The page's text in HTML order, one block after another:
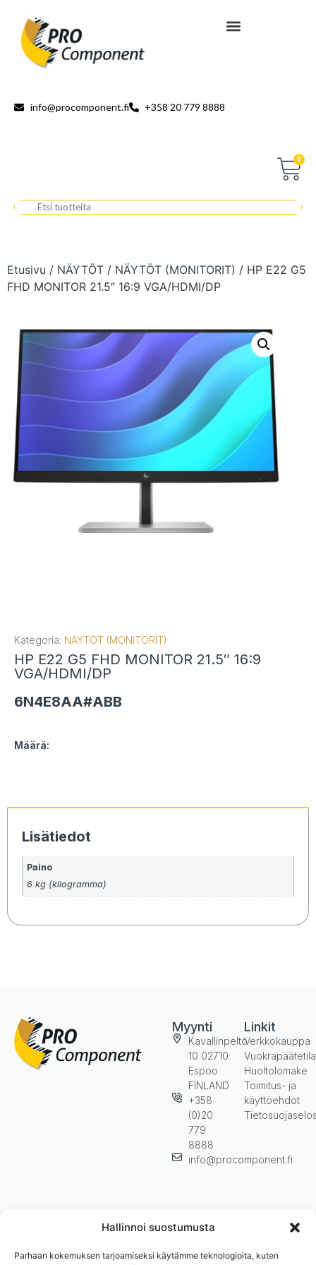
Hallinnoi suostumusta
Parhaan kokemuksen tarjoamiseksi käytämme teknologioita, kuten
info@procomponent.fi +358 20 779 8888
0
Etusivu / NÄYTÖT / NÄYTÖT (MONITORIT) / HP E22 G5
FHD MONITOR 21.5″ 16:9 VGA/HDMI/DP
Kategoria: NÄYTÖT (MONITORIT)
HP E22 G5 FHD MONITOR 21.5″ 16:9
VGA/HDMI/DP
6N4E8AA#ABB
Määrä:
Lisätiedot
Paino
6 kg (kilogramma)
Myynti
Kavallinpelto
10 02710
Espoo
FINLAND
+358
(0)20
779
8888
info@procomponent.fi
Linkit
Verkkokauppa
Huoltolomake
Toimitus- ja
käyttöehdot
Pysy ajan tasalla ja tilaa uutiskirjeemme. Kuulet ensimmäisenä